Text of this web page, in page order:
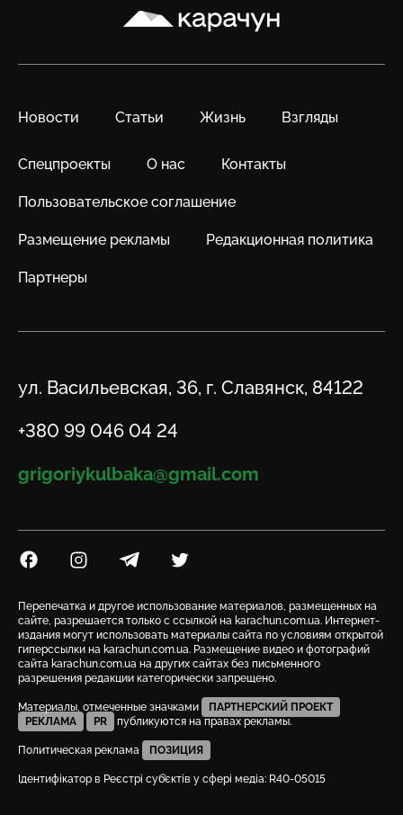
Карачун
Новости Статьи Жизнь Взгляды
Спецпроекты О нас Контакты
Пользовательское соглашение
Размещение рекламы Редакционная политика
Партнеры
Адрес
ул. Васильевская, 36, г. Славянск, 84122
Телефон
+380 99 046 04 24
Email
grigoriykulbaka@gmail.com
Посилання на Facebook
Посилання на Instagram
Посилання на Telegram
Посилання на Twitter
Перепечатка и другое использование материалов, размещенных на
сайте, разрешается только с ссылкой на karachun.com.ua. Интернет-
издания могут использовать материалы сайта по условиям открытой
гиперссылки на karachun.com.ua. Размещение видео и фотографий
сайта karachun.com.ua на других сайтах без письменного
разрешения редакции категорически запрещено.
Материалы, отмеченные значками
ПАРТНЕРСКИЙ ПРОЕКТ
РЕКЛАМА
PR публикуются на правах рекламы.
Политическая реклама ПОЗИЦИЯ
Ідентифікатор в Реєстрі суб’єктів у сфері медіа: R40-05015